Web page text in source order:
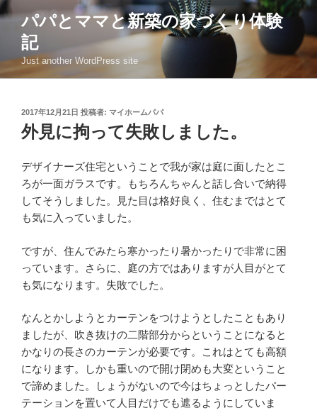
コ
ン
ツ
パパとママと新築の家づくり体験
記
Just another WordPress site
投
稿
日:
2017年12月21日 投稿者: マイホームパパ
外見に拘って失敗しました。
デザイナーズ住宅ということで我が家は庭に面したとこ
ろが一面ガラスです。もちろんちゃんと話し合いで納得
してそうしました。見た目は格好良く、住むまではとて
も気に入っていました。
ですが、住んでみたら寒かったり暑かったりで非常に困
っています。さらに、庭の方ではありますが人目がとて
も気になります。失敗でした。
なんとかしようとカーテンをつけようとしたこともあり
ましたが、吹き抜けの二階部分からということになると
かなりの長さのカーテンが必要です。これはとても高額
になります。しかも重いので開け閉めも大変ということ
で諦めました。しょうがないので今はちょっとしたパー
テーションを置いて人目だけでも遮るようにしていま